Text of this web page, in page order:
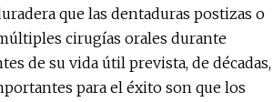
que las dentaduras postizas o
cirugías orales durante
de su vida útil prevista, de décadas,
para el éxito son que los